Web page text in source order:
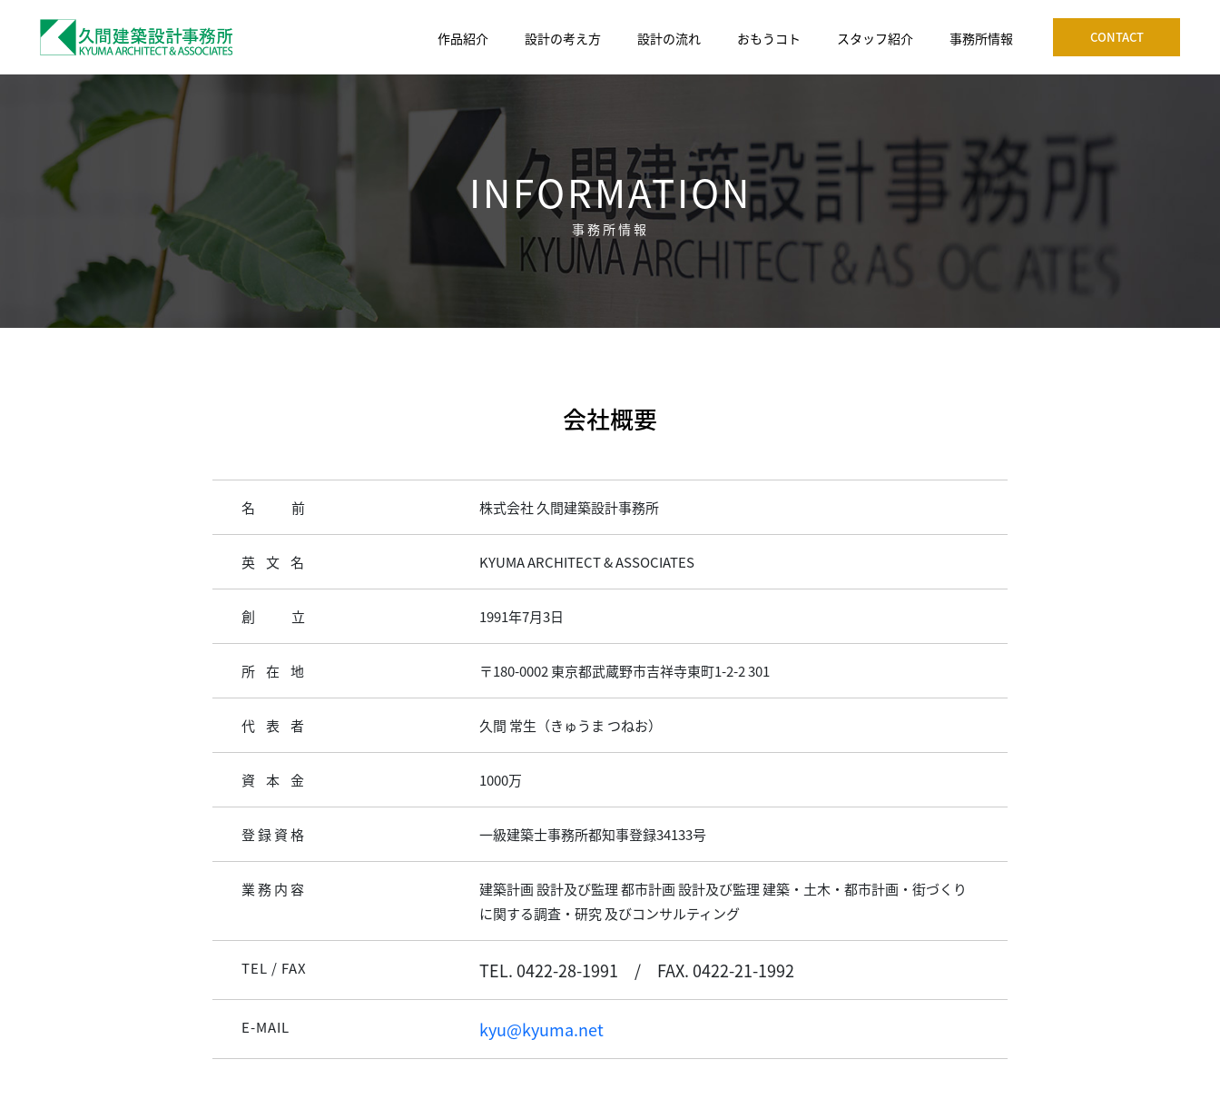
作品紹介 設計の考え方 設計の流れ おもうコト スタッフ紹介 事務所情報 CONTACT
INFORMATION
事務所情報
会社概要
名前 株式会社 久間建築設計事務所
英文名 KYUMA ARCHITECT & ASSOCIATES
創立 1991年7月3日
所在地 〒180-0002 東京都武蔵野市吉祥寺東町1-2-2 301
代表者 久間 常生（きゅうま つねお）
資本金 1000万
登録資格 一級建築士事務所都知事登録34133号
業務内容
建築計画 設計及び監理 都市計画 設計及び監理 建築・土木・都市計画・街づくり
に関する調査・研究 及びコンサルティング
TEL / FAX TEL. 0422-28-1991 / FAX. 0422-21-1992
E-MAIL kyu@kyuma.net